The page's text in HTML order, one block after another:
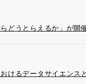
どうとらえるか」が開
けるデータサイエンス